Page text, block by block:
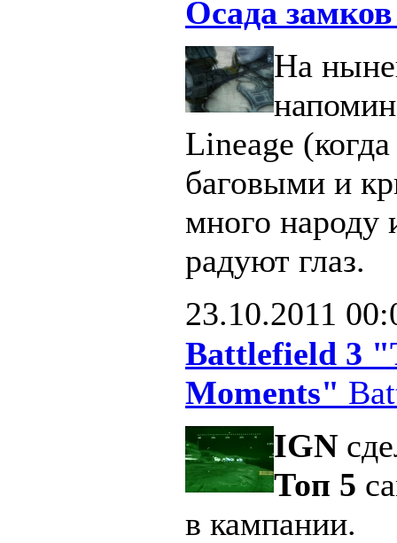
Осада замков
На
Lineage
баговыми и
много народу
радуют глаз.
23.10.2011
Battlefield 3
Moments"
IGN
Топ 5
в кампании.